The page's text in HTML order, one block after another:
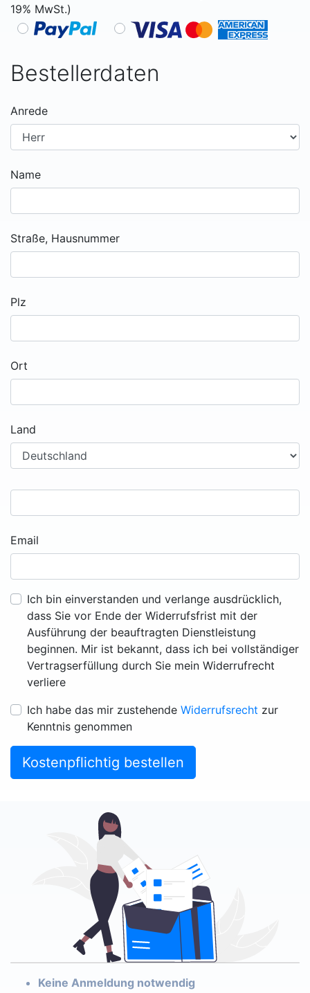
19% MwSt.)
Bestellerdaten
Anrede
Name
Straße, Hausnummer
Plz
Ort
Land
Email
Ich bin einverstanden und verlange ausdrücklich,
dass Sie vor Ende der Widerrufsfrist mit der
Ausführung der beauftragten Dienstleistung
beginnen. Mir ist bekannt, dass ich bei vollständiger
Vertragserfüllung durch Sie mein Widerrufrecht
verliere
Ich habe das mir zustehende Widerrufsrecht zur
Kenntnis genommen
Kostenpflichtig bestellen
Keine Anmeldung notwendig